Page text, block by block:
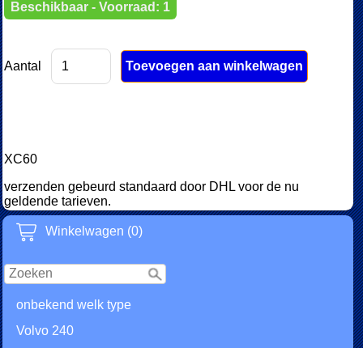
Winkelwagen (0)
onbekend welk type
Volvo 240
Beschikbaar - Voorraad: 1
Aantal
XC60
verzenden gebeurd standaard door DHL voor de nu
geldende tarieven.